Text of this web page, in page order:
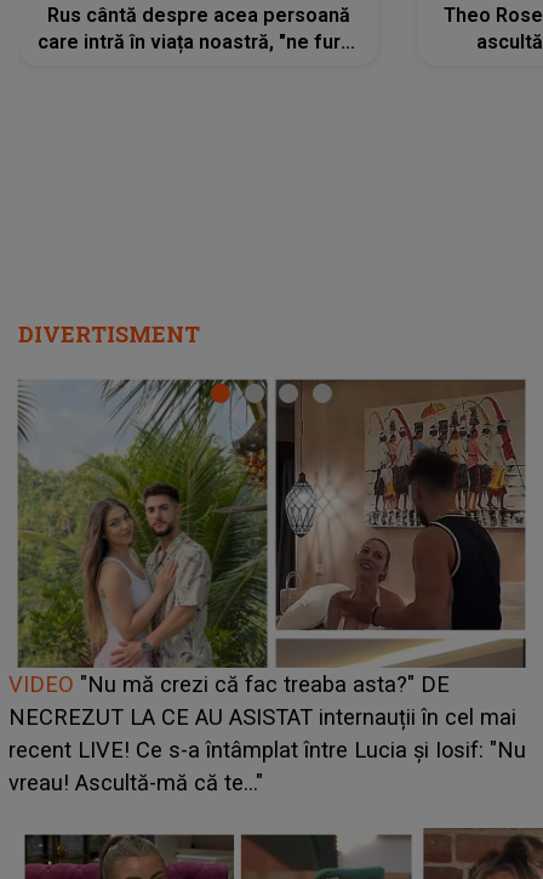
Rus cântă despre acea persoană
care intră în viața noastră, "ne fură"
Theo
DIVERTISMENT
Cine este Bianca, tânăra clujeancă luată pe scenă la
UNTOLD ONE de Zara Larsson? Aceasta a dezvăluit
ce i-a spus artista suedeză în culise: „Nu am fost
pregătită...”